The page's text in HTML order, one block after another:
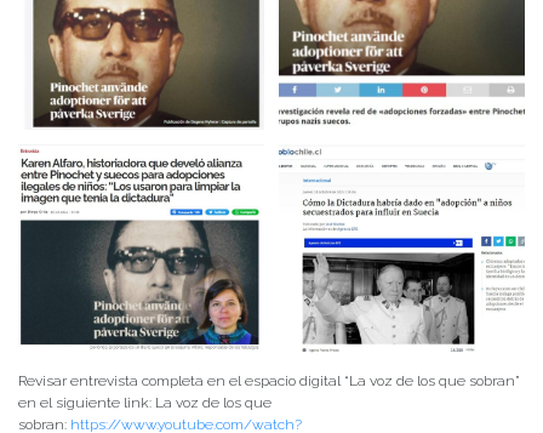
Revisar entrevista completa en el espacio digital “La voz de los que sobran”
en el siguiente link: La voz de los que
sobran: https://www.youtube.com/watch?